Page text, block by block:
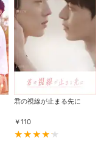
君の視線が止まる先に
￥110